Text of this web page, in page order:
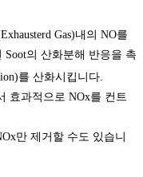
Gas)내의 NO를
의 산화분해 반응을 촉
를 산화시킵니다.
효과적으로 NOx를 컨트
만 제거할 수도 있습니